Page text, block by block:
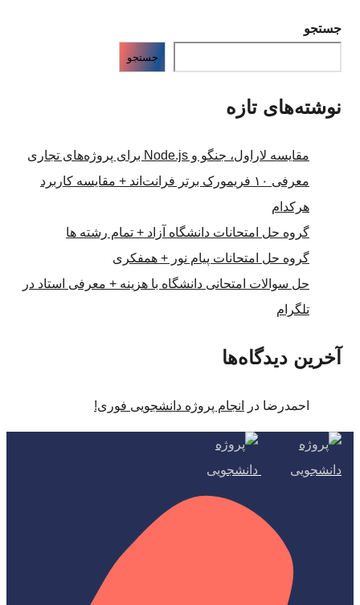
جستجو
جستجو
نوشته‌های تازه
مقایسه لاراول، جنگو و Node.js برای پروژه‌های تجاری
معرفی ۱۰ فریمورک برتر فرانت‌اند + مقایسه کاربرد
هرکدام
گروه حل امتحانات دانشگاه آزاد + تمام رشته ها
گروه حل امتحانات پیام نور + همفکری
حل سوالات امتحانی دانشگاه با هزینه + معرفی استاد در
تلگرام
آخرین دیدگاه‌ها
احمدرضا در انجام پروژه دانشجویی فوری!